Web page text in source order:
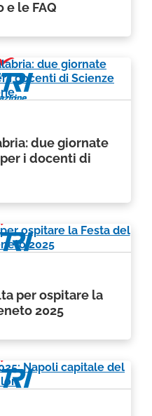
le FAQ
due giornate
i docenti di
per ospitare la
2025